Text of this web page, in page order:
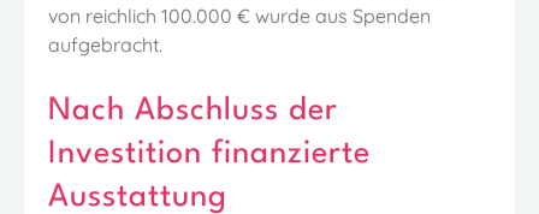
von reichlich 100.000 € wurde aus Spenden
aufgebracht.
Nach Abschluss der
Investition finanzierte
Ausstattung